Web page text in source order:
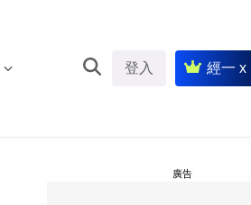
登入 經一 x
廣告